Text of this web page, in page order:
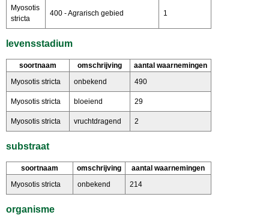
Myosotis
stricta
400 - Agrarisch gebied 1
levensstadium
soortnaam omschrijving
aantal waarnemingen
Myosotis stricta
onbekend 490
Myosotis stricta bloeiend 29
Myosotis stricta vruchtdragend 2
substraat
soortnaam omschrijving
aantal waarnemingen
Myosotis stricta
onbekend 214
organisme